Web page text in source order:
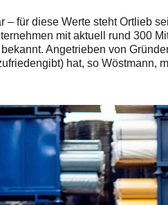
für diese Werte steht Ortlieb
mit aktuell rund 300
Angetrieben von
hat, so Wöstmann,